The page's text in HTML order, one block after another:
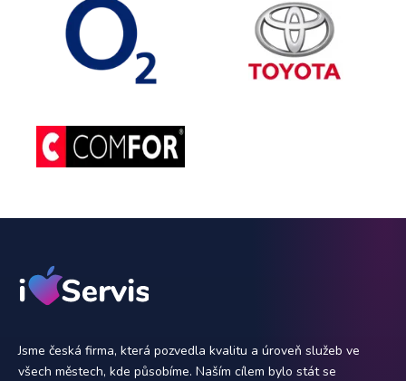
Jsme česká firma, která pozvedla kvalitu a úroveň služeb ve
všech městech, kde působíme. Naším cílem bylo stát se